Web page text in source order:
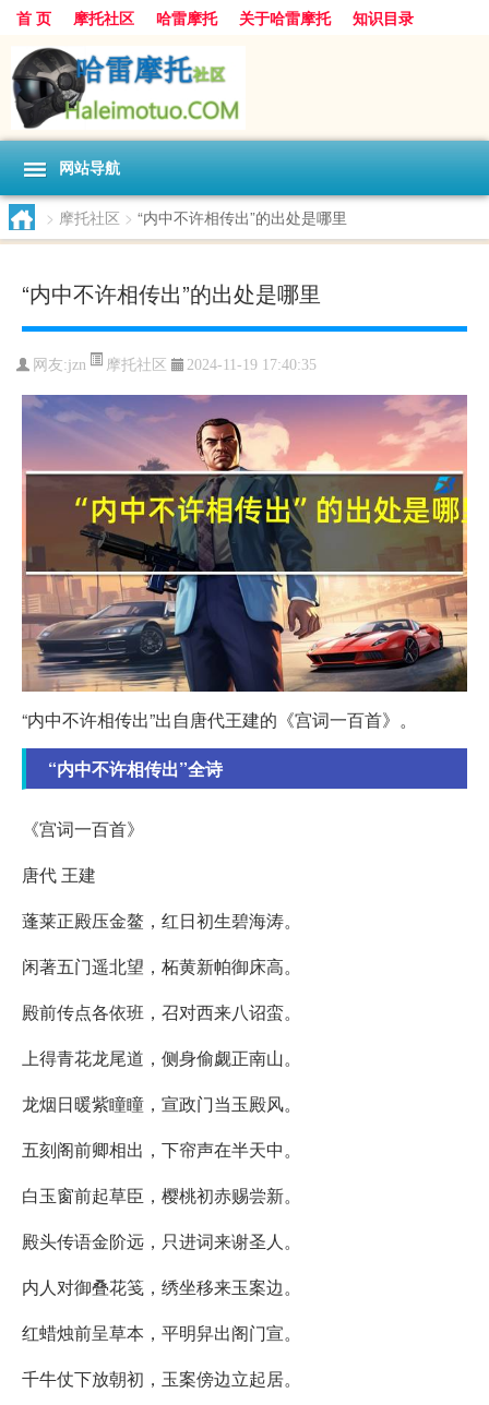
首 页 摩托社区 哈雷摩托 关于哈雷摩托 知识目录
网站导航
> 摩托社区 > “内中不许相传出”的出处是哪里
“内中不许相传出”的出处是哪里
网友:jzn 摩托社区 2024-11-19 17:40:35
“内中不许相传出”出自唐代王建的《宫词一百首》。
“内中不许相传出”全诗
《宫词一百首》
唐代 王建
蓬莱正殿压金鳌，红日初生碧海涛。
闲著五门遥北望，柘黄新帕御床高。
殿前传点各依班，召对西来八诏蛮。
上得青花龙尾道，侧身偷觑正南山。
龙烟日暖紫瞳瞳，宣政门当玉殿风。
五刻阁前卿相出，下帘声在半天中。
白玉窗前起草臣，樱桃初赤赐尝新。
殿头传语金阶远，只进词来谢圣人。
内人对御叠花笺，绣坐移来玉案边。
红蜡烛前呈草本，平明舁出阁门宣。
千牛仗下放朝初，玉案傍边立起居。